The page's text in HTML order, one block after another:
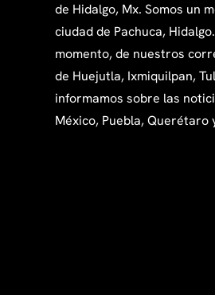
de Hidalgo, Mx. Somos un
ciudad de Pachuca,
momento, de nuestros
de Huejutla, Ixmiquilpan,
informamos sobre las
México, Puebla, Querétaro